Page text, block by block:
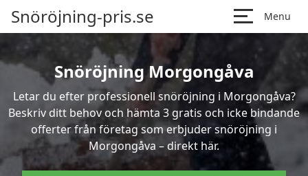
Snöröjning-pris.se Menu
Snöröjning Morgongåva
Letar du efter professionell snöröjning i Morgongåva?
Beskriv ditt behov och hämta 3 gratis och icke bindande
offerter från företag som erbjuder snöröjning i
Morgongåva – direkt här.